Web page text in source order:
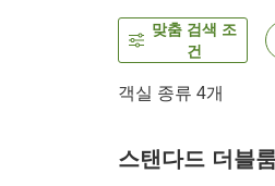
맞춤 검색 조
건
객실 종류 4개
스탠다드 더블